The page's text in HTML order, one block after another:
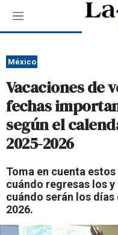
M
e
ú
México
Vacaciones de
fechas
según el
2025-2026
Toma en cuenta
cuándo regresas los
cuándo serán los
2026.